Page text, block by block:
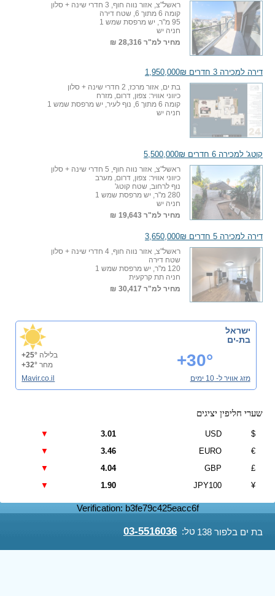
בת ים בלפור 138 טל: 03-5516036
ראשל"צ, אזור נווה חוף, 3 חדרי שינה + סלון
קומה 6 מתוך 6, שטח דירה
95 מ"ר, יש מרפסת שמש 1
חניה יש
מחיר למ"ר 28,316 ₪
דירה למכירה 3 חדרים 1,950,000₪
בת ים, אזור מרכז, 2 חדרי שינה + סלון
כיווני אוויר: צפון, דרום, מזרח
קומה 6 מתוך 6, נוף לעיר, יש מרפסת שמש 1
חניה יש
קוטג' למכירה 6 חדרים 5,500,000₪
ראשל"צ, אזור נווה חוף, 5 חדרי שינה + סלון
כיווני אוויר: צפון, דרום, מערב
נוף לרחוב, שטח קוטג'
280 מ"ר, יש מרפסת שמש 1
חניה יש
מחיר למ"ר 19,643 ₪
דירה למכירה 5 חדרים 3,650,000₪
ראשל"צ, אזור נווה חוף, 4 חדרי שינה + סלון
שטח דירה
120 מ"ר, יש מרפסת שמש 1
חניה תת קרקעית
מחיר למ"ר 30,417 ₪
ישראל
בת-ים
+30° בלילה +25°
מחר +32°
מזג אוויר ל- 10 ימים
Mavir.co.il
שערי חליפין יציגים
$
USD
3.01
▼
€
EURO
3.46
▼
£
GBP
4.04
▼
¥
JPY100
1.90
▼
Verification: b3fe79c425eacc6f